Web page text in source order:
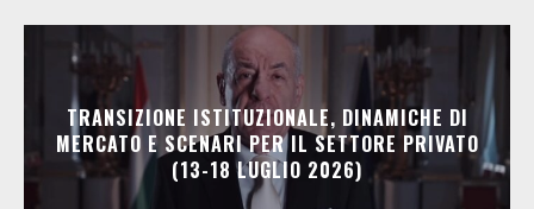
TRANSIZIONE ISTITUZIONALE, DINAMICHE DI
MERCATO E SCENARI PER IL SETTORE PRIVATO
(13-18 LUGLIO 2026)